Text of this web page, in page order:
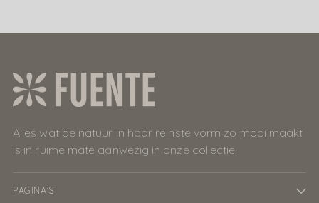
Alles wat de natuur in haar reinste vorm zo mooi maakt
is in ruime mate aanwezig in onze collectie.
PAGINA'S